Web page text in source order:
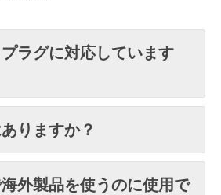
ラグに対応しています
りますか？
外製品を使うのに使用で